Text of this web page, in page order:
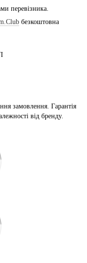
перевізника.
безкоштовна
замовлення. Гарантія
від бренду.